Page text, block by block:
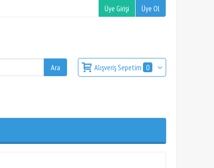
Üye Girişi Üye Ol
Alışveriş Sepetim 0